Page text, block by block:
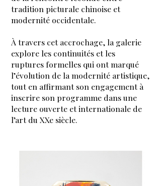
tradition picturale chinoise et
modernité occidentale.
À travers cet accrochage, la galerie
explore les continuités et les
ruptures formelles qui ont marqué
l’évolution de la modernité artistique,
tout en affirmant son engagement à
inscrire son programme dans une
lecture ouverte et internationale de
l’art du XXe siècle.